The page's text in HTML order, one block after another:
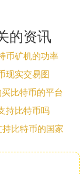
的蠕虫，运
育网并没有
器。据有关
台机器遭到N
网是受攻击
的资讯
币矿机的功率
现实交易图
比特币的平台
持比特币吗
比特币的国家